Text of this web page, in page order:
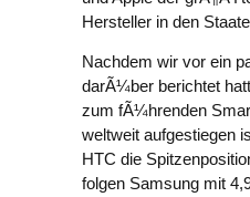
Hersteller in den
Nachdem wir vor ein
darÃ¼ber berichtet
zum fÃ¼hrenden
weltweit aufgestiegen
HTC die
folgen Samsung mit